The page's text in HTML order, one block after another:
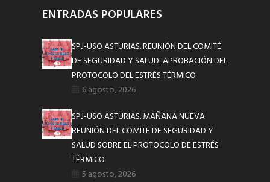
ENTRADAS POPULARES
SPJ-USO ASTURIAS. REUNIÓN DEL COMITÉ
DE SEGURIDAD Y SALUD: APROBACIÓN DEL
PROTOCOLO DEL ESTRÉS TÉRMICO
6 agosto, 2026
SPJ-USO ASTURIAS. MAÑANA NUEVA
REUNIÓN DEL COMITE DE SEGURIDAD Y
SALUD SOBRE EL PROTOCOLO DE ESTRÉS
TÉRMICO
5 agosto, 2026